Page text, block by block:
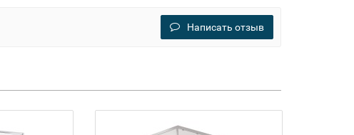
Написать отзыв